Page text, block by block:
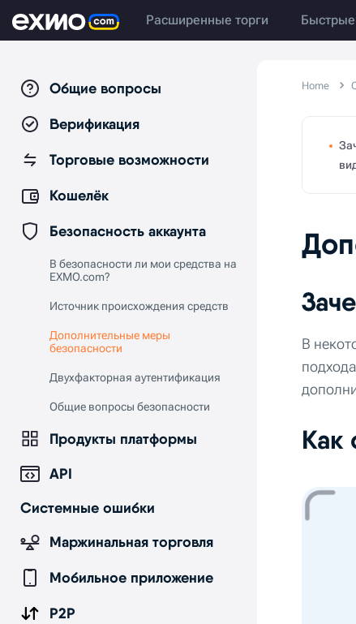
Расширенные торги Быстрые
Общие вопросы
Верификация
Торговые возможности
Кошелёк
Безопасность аккаунта
В безопасности ли мои средства на
EXMO.com?
Источник происхождения средств
Дополнительные меры
безопасности
Двухфакторная аутентификация
Общие вопросы безопасности
Продукты платформы
API
Системные ошибки
Маржинальная торговля
Мобильное приложение
P2P
Home
В
Как